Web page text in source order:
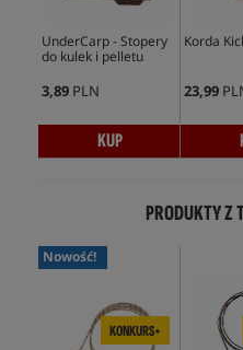
UnderCarp - Stopery
do kulek i pelletu
3,89 PLN
KUP
Korda
23,99
PRODUKTY Z
Nowość!
KONKURS+